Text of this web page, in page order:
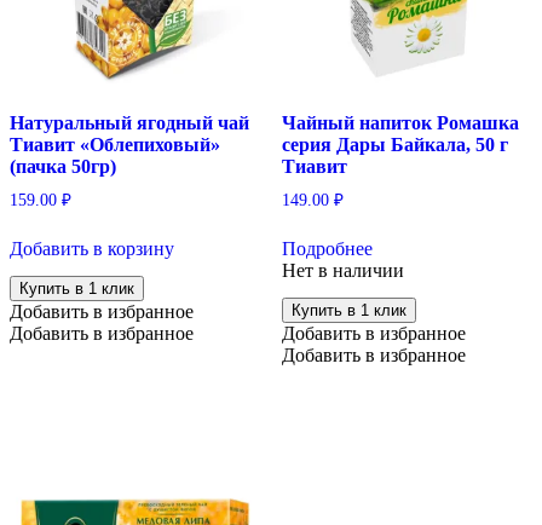
Натуральный ягодный чай
Тиавит «Облепиховый»
(пачка 50гр)
159.00 ₽
Добавить в корзину
Купить в 1 клик
Добавить в избранное
Добавить в избранное
Чайный напиток Ромашка
серия Дары Байкала, 50 г
Тиавит
149.00 ₽
Подробнее
Нет в наличии
Купить в 1 клик
Добавить в избранное
Добавить в избранное